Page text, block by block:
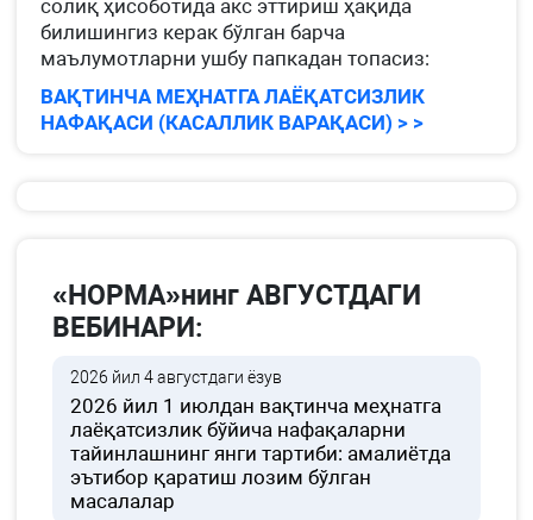
солиқ ҳисоботида акс эттириш ҳақида
билишингиз керак бўлган барча
маълумотларни ушбу папкадан топасиз:
ВАҚТИНЧА МЕҲНАТГА ЛАЁҚАТСИЗЛИК
НАФАҚАСИ (КАСАЛЛИК ВАРАҚАСИ) > >
«НОРМА»нинг АВГУСТДАГИ
ВЕБИНАРИ:
2026 йил 4 августдаги ёзув
2026 йил 1 июлдан вақтинча меҳнатга
лаёқатсизлик бўйича нафақаларни
тайинлашнинг янги тартиби: амалиётда
эътибор қаратиш лозим бўлган
масалалар